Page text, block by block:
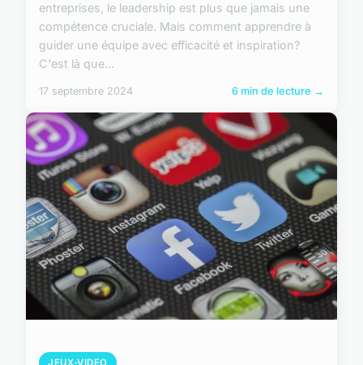
entreprises, le leadership est plus que jamais une
compétence cruciale. Mais comment apprendre à
guider une équipe avec efficacité et inspiration?
C'est là que...
17 septembre 2024 6 min de lecture →
JEUX-VIDEO